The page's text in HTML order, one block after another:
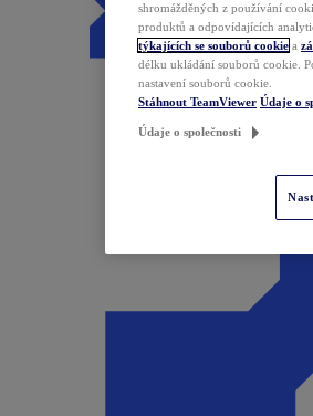
shromážděných z používání
produktů a odpovídajících
týkajících se souborů cookie a
délku ukládání souborů cookie.
nastavení souborů cookie.
Stáhnout TeamViewer Údaje o
Údaje o společnosti